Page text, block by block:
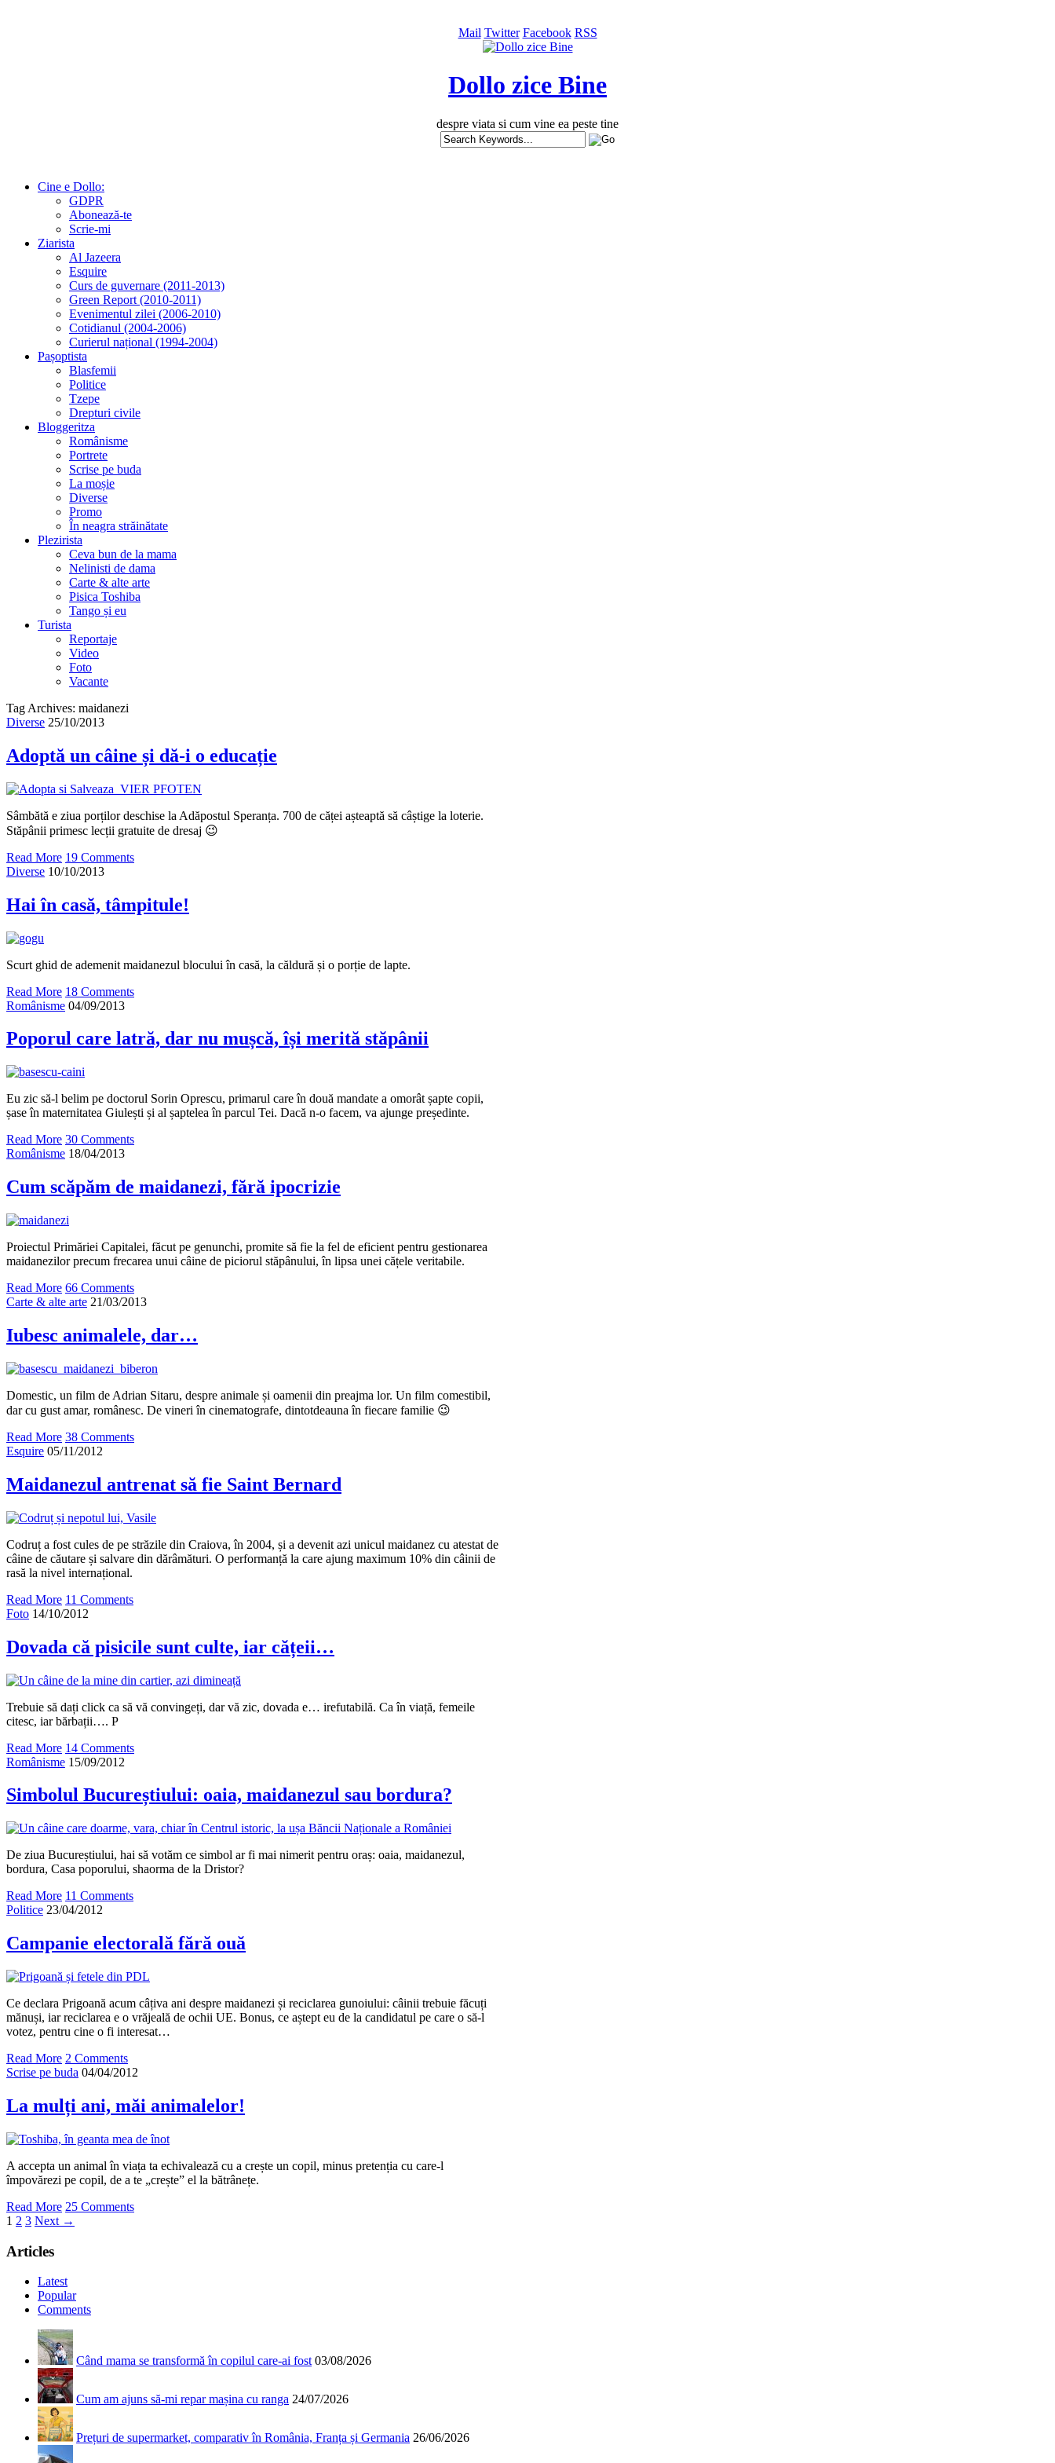
Mail Twitter Facebook RSS
Dollo zice Bine
despre viata si cum vine ea peste tine
Cine e Dollo:
GDPR
Abonează-te
Scrie-mi
Ziarista
Al Jazeera
Esquire
Curs de guvernare (2011-2013)
Green Report (2010-2011)
Evenimentul zilei (2006-2010)
Cotidianul (2004-2006)
Curierul național (1994-2004)
Pașoptista
Blasfemii
Politice
Tzepe
Drepturi civile
Bloggeritza
Românisme
Portrete
Scrise pe buda
La moșie
Diverse
Promo
În neagra străinătate
Plezirista
Ceva bun de la mama
Nelinisti de dama
Carte & alte arte
Pisica Toshiba
Tango și eu
Turista
Reportaje
Video
Foto
Vacante
Tag Archives: maidanezi
Diverse 25/10/2013
Adoptă un câine și dă-i o educație
Sâmbătă e ziua porților deschise la Adăpostul Speranța. 700 de căței așteaptă să câștige la loterie.
Stăpânii primesc lecții gratuite de dresaj 😉
Read More 19 Comments
Diverse 10/10/2013
Hai în casă, tâmpitule!
Scurt ghid de ademenit maidanezul blocului în casă, la căldură și o porție de lapte.
Read More 18 Comments
Românisme 04/09/2013
Poporul care latră, dar nu mușcă, își merită stăpânii
Eu zic să-l belim pe doctorul Sorin Oprescu, primarul care în două mandate a omorât șapte copii,
șase în maternitatea Giulești și al șaptelea în parcul Tei. Dacă n-o facem, va ajunge președinte.
Read More 30 Comments
Românisme 18/04/2013
Cum scăpăm de maidanezi, fără ipocrizie
Proiectul Primăriei Capitalei, făcut pe genunchi, promite să fie la fel de eficient pentru gestionarea
maidanezilor precum frecarea unui câine de piciorul stăpânului, în lipsa unei cățele veritabile.
Read More 66 Comments
Carte & alte arte 21/03/2013
Iubesc animalele, dar…
Domestic, un film de Adrian Sitaru, despre animale și oamenii din preajma lor. Un film comestibil,
dar cu gust amar, românesc. De vineri în cinematografe, dintotdeauna în fiecare familie 😉
Read More 38 Comments
Esquire 05/11/2012
Maidanezul antrenat să fie Saint Bernard
Codruț a fost cules de pe străzile din Craiova, în 2004, și a devenit azi unicul maidanez cu atestat de
câine de căutare și salvare din dărâmături. O performanță la care ajung maximum 10% din câinii de
rasă la nivel internațional.
Read More 11 Comments
Foto 14/10/2012
Dovada că pisicile sunt culte, iar cățeii…
Trebuie să dați click ca să vă convingeți, dar vă zic, dovada e… irefutabilă. Ca în viață, femeile
citesc, iar bărbații…. P
Read More 14 Comments
Românisme 15/09/2012
Simbolul Bucureștiului: oaia, maidanezul sau bordura?
De ziua Bucureștiului, hai să votăm ce simbol ar fi mai nimerit pentru oraș: oaia, maidanezul,
bordura, Casa poporului, shaorma de la Dristor?
Read More 11 Comments
Politice 23/04/2012
Campanie electorală fără ouă
Ce declara Prigoană acum câțiva ani despre maidanezi și reciclarea gunoiului: câinii trebuie făcuți
mănuși, iar reciclarea e o vrăjeală de ochii UE. Bonus, ce aștept eu de la candidatul pe care o să-l
votez, pentru cine o fi interesat…
Read More 2 Comments
Scrise pe buda 04/04/2012
La mulți ani, măi animalelor!
A accepta un animal în viața ta echivalează cu a crește un copil, minus pretenția cu care-l
împovărezi pe copil, de a te „crește” el la bătrânețe.
Read More 25 Comments
1 2 3 Next →
Articles
Latest
Popular
Comments
Când mama se transformă în copilul care-ai fost 03/08/2026
Cum am ajuns să-mi repar mașina cu ranga 24/07/2026
Prețuri de supermarket, comparativ în România, Franța și Germania 26/06/2026